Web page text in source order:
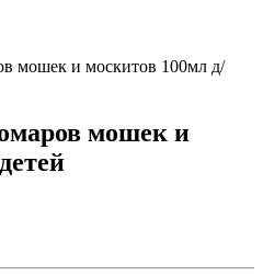
мошек и москитов 100мл д/
мошек и